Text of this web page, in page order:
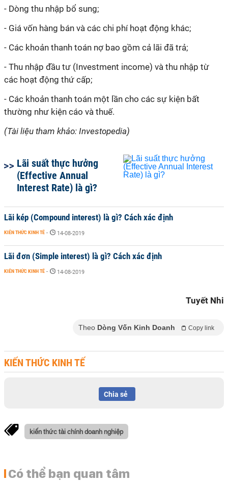
- Dòng thu nhập bổ sung;
- Giá vốn hàng bán và các chi phí hoạt động khác;
- Các khoản thanh toán nợ bao gồm cả lãi đã trả;
- Thu nhập đầu tư (Investment income) và thu nhập từ
các hoạt động thứ cấp;
- Các khoản thanh toán một lần cho các sự kiện bất
thường như kiện cáo và thuế.
(Tài liệu tham khảo: Investopedia)
Lãi suất thực hưởng
(Effective Annual
Interest Rate) là gì?
Lãi kép (Compound interest) là gì? Cách xác định
KIẾN THỨC KINH TẾ - 14-08-2019
Lãi đơn (Simple interest) là gì? Cách xác định
KIẾN THỨC KINH TẾ - 14-08-2019
Tuyết Nhi
Theo Dòng Vốn Kinh Doanh Copy link
KIẾN THỨC KINH TẾ
Chia sẻ
kiến thức tài chính doanh nghiệp
Có thể bạn quan tâm